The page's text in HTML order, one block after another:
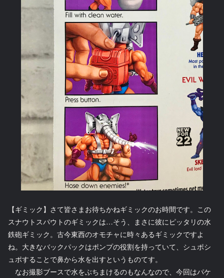
【ギミック】さて皆さまお待ちかねギミックのお時間です。この
スナウトスパウトのギミックは…そう、まさに彼にピッタリの水
鉄砲ギミック。古今東西のオモチャに時々あるギミックですよ
ね。大きなバックパックはポンプの役割を持っていて、シュポシ
ュポすることで鼻から水を出すというものてす。
なお撮影ブースで水をぶちまけるのもなんなので、今回はパケ